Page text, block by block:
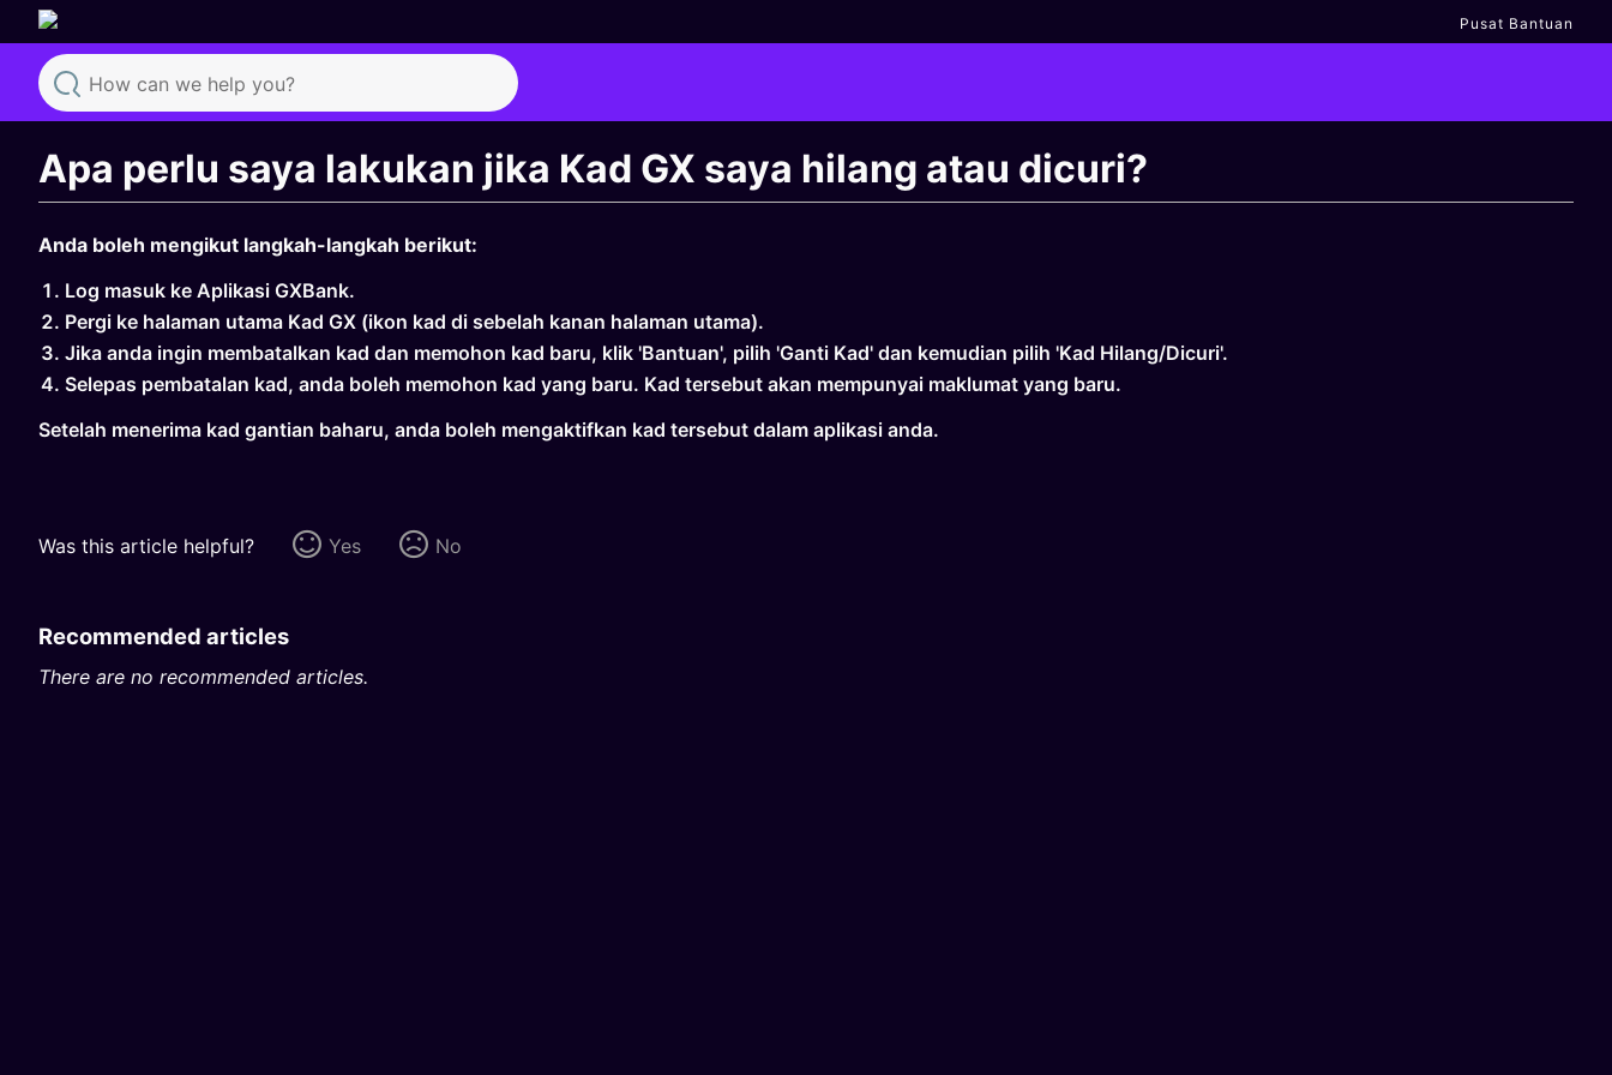
Pusat Bantuan
Search
Apa perlu saya lakukan jika Kad GX saya hilang atau dicuri?
Anda boleh mengikut langkah-langkah berikut:
Log masuk ke Aplikasi GXBank.
Pergi ke halaman utama Kad GX (ikon kad di sebelah kanan halaman utama).
Jika anda ingin membatalkan kad dan memohon kad baru, klik 'Bantuan', pilih 'Ganti Kad' dan kemudian pilih 'Kad Hilang/Dicuri'.
Selepas pembatalan kad, anda boleh memohon kad yang baru. Kad tersebut akan mempunyai maklumat yang baru.
Setelah menerima kad gantian baharu, anda boleh mengaktifkan kad tersebut dalam aplikasi anda.
Was this article helpful? Yes No
Recommended articles
There are no recommended articles.